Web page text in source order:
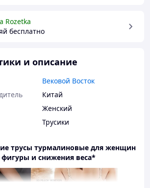
Rozetka
бесплатно
и описание
Вековой Восток
Китай
Женский
Трусики
трусы турмалиновые для женщин
и снижения веса*